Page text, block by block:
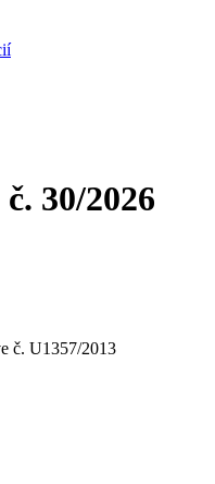
30/2026
č. U1357/2013